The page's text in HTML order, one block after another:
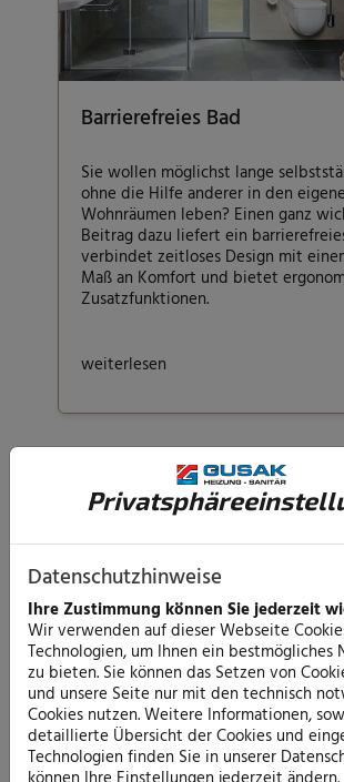
Barrierefreies Bad
Sie wollen möglichst lange
ohne die Hilfe anderer in den
Wohnräumen leben? Einen ganz
Beitrag dazu liefert ein
verbindet zeitloses Design mit
Maß an Komfort und bietet
Zusatzfunktionen.
weiterlesen
Badanfrage
Sie können weiter von einem
Datenschutzhinweise
Ihre Zustimmung können Sie jederzeit
Wir verwenden auf dieser Webseite
Technologien, um Ihnen ein bestmögliches
zu bieten. Sie können das Setzen von
und unsere Seite nur mit den technisch
Cookies nutzen. Weitere Informationen,
detaillierte Übersicht der Cookies und
Technologien finden Sie in unserer